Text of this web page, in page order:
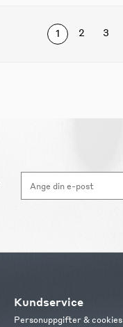
1 2 3
Kundservice
Personuppgifter & cookies